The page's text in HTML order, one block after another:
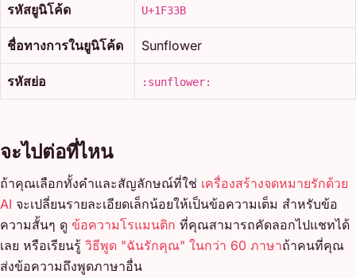
รหัสยูนิโค้ด U+1F33B
ชื่อทางการในยูนิโค้ด Sunflower
รหัสย่อ :sunflower:
จะไปต่อที่ไหน
ถ้าคุณเลือกทั้งคำและสัญลักษณ์ที่ใช่ เครื่องสร้างจดหมายรักด้วย
AI จะเปลี่ยนรายละเอียดเล็กน้อยให้เป็นข้อความเต็ม สำหรับข้อ
ความสั้นๆ ดู ข้อความโรแมนติก ที่คุณสามารถคัดลอกไปแชทได้
เลย หรือเรียนรู้ วิธีพูด "ฉันรักคุณ" ในกว่า 60 ภาษาถ้าคนที่คุณ
ส่งข้อความถึงพูดภาษาอื่น